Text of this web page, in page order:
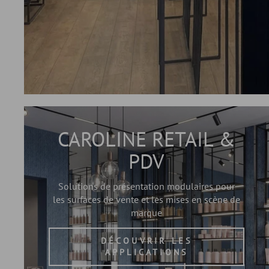
CAROLINE RETAIL &
PDV
Solutions de présentation modulaires pour
les surfaces de vente et les mises en scène de
marque
DÉCOUVRIR LES
APPLICATIONS